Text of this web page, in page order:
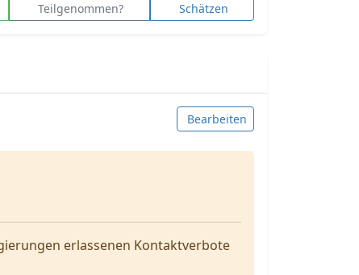
Teilgenommen? Schätzen
Bearbeiten
erlassenen Kontaktverbote